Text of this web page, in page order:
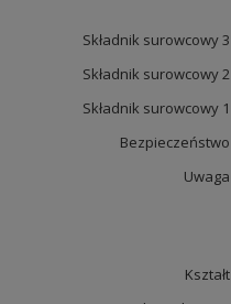
Składnik surowcowy 3
Składnik surowcowy 2
Składnik surowcowy 1
Bezpieczeństwo
Uwaga
Kształt